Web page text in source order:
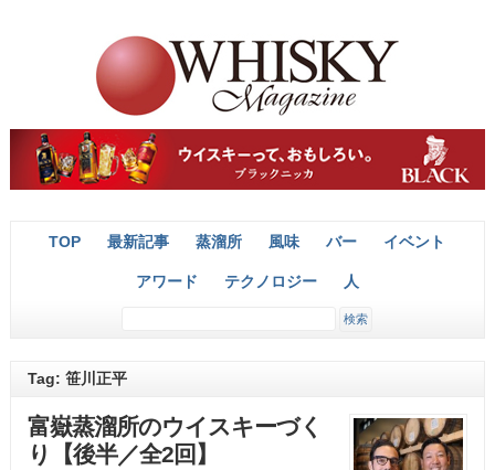
TOP 最新記事 蒸溜所 風味 バー イベント
アワード テクノロジー 人
Tag: 笹川正平
富嶽蒸溜所のウイスキーづく
り【後半／全2回】